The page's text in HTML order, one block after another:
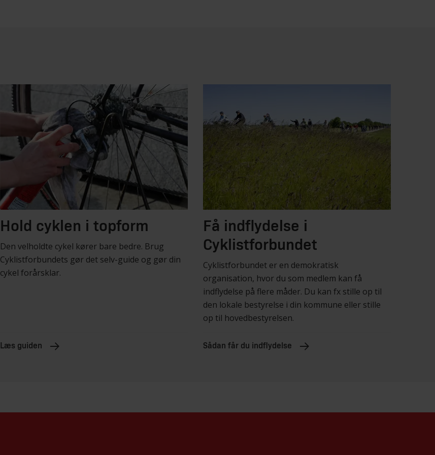
Hold cyklen i topform
Den velholdte cykel kører bare bedre. Brug
Cyklistforbundets gør det selv-guide og gør din
cykel forårsklar.
Læs guiden
Få indflydelse i
Cyklistforbundet
Cyklistforbundet er en demokratisk
organisation, hvor du som medlem kan få
indflydelse på flere måder. Du kan fx stille op til
den lokale bestyrelse i din kommune eller stille
op til hovedbestyrelsen.
Sådan får du indflydelse